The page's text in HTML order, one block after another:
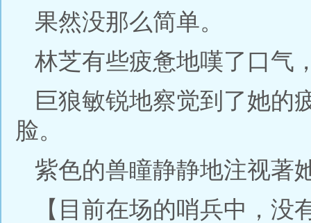
果然没那么简单。
林芝有些疲惫地嘆了口气
巨狼敏锐地察觉到了她的
脸。
紫色的兽瞳静静地注视著
【目前在场的哨兵中，